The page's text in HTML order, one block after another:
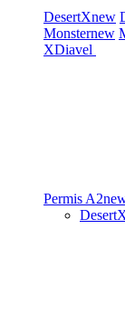
DesertXnew
Monsternew
XDiavel
Permis A2